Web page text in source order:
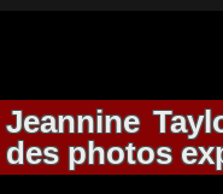
Jeannine
des photos